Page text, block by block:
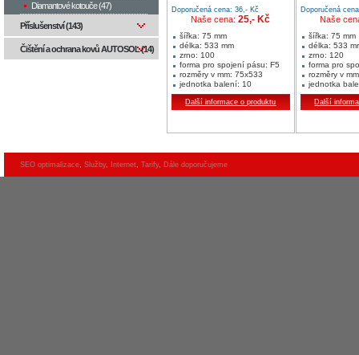
Doporučená cena: 36,- Kč
Naše cena:25,- Kč
šířka: 75 mm
délka: 533 mm
zrno: 100
forma pro spojení pásu: F5
rozměry v mm: 75x533
jednotka balení: 10
min. množství: 10 ks
Oblast použití:
dřevo
neželezné kovy
Další informace o produktu
Doporučená
Naše
šířka: 75 mm
délka: 533
zrno: 120
forma pro
rozměry v
jednotka
min.
Oblast použití:
dřevo
neželezné
Další
Diamantové kotouče (47)
Příslušenství (143)
Čištění a ochrana kovů AUTOSOL (14)
SEO optimalizace Služby, Internet Tarify, Dále doporučujeme